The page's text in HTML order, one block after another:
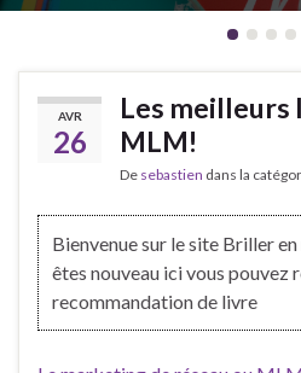
AVR
26
Les meilleurs
MLM!
De sebastien dans la
Bienvenue sur le site Briller
êtes nouveau ici vous pouvez
recommandation de livre